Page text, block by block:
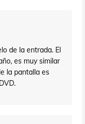
de la entrada. El
es muy similar
la pantalla es